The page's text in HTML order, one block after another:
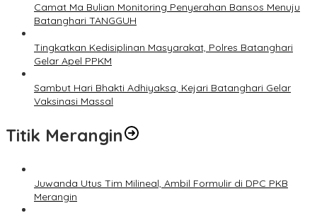
Camat Ma Bulian Monitoring Penyerahan Bansos Menuju
Batanghari TANGGUH
Tingkatkan Kedisiplinan Masyarakat, Polres Batanghari
Gelar Apel PPKM
Sambut Hari Bhakti Adhiyaksa, Kejari Batanghari Gelar
Vaksinasi Massal
Titik Merangin
Juwanda Utus Tim Milineal, Ambil Formulir di DPC PKB
Merangin